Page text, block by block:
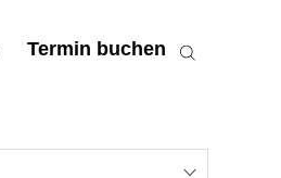
Termin buchen